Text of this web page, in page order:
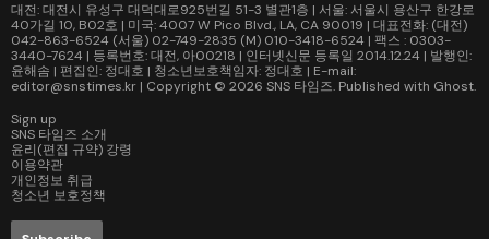
대전: 대전시 유성구 대덕대로925번길 51-3 별관1층 | 서울: 서울시 용산구 한강로
40가길 10, B02호 | 미국: 4007 W Pico Blvd., LA, CA 90019 | 대표전화: (대전)
042-863-6524 (서울) 02-749-2835 (M) 010-3418-6524 | 팩스 : 0303-
3440-7624 | 등록번호: 대전, 아00218 | 인터넷신문 등록일 2014.12.24 | 발행인:
윤해솜 | 편집인: 정대호 | 청소년보호책임자: 정대호 | E-mail:
editor@snstimes.kr | Copyright © 2026 SNS 타임즈. Published with Ghost.
Sign up
SNS 타임즈 소개
윤리(편집 규약) 강령
이용약관
개인정보 취급
청소년 보호정책